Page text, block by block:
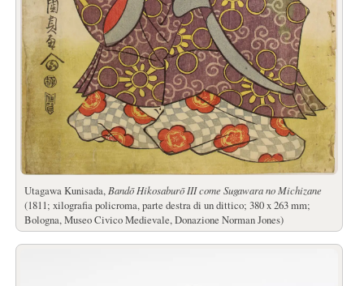
Utagawa Kunisada, Bandō Hikosaburō III come Sugawara no Michizane
(1811; xilografia policroma, parte destra di un dittico; 380 x 263 mm;
Bologna, Museo Civico Medievale, Donazione Norman Jones)